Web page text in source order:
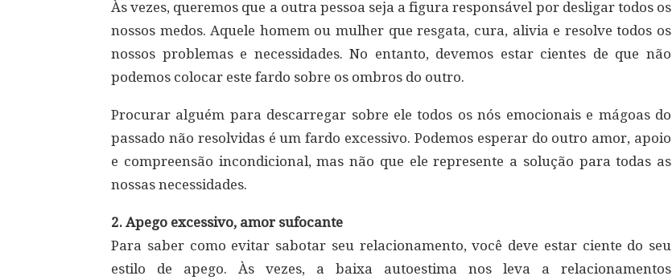
Às vezes, queremos que a outra pessoa seja a figura responsável por desligar todos os
nossos medos. Aquele homem ou mulher que resgata, cura, alivia e resolve todos os
nossos problemas e necessidades. No entanto, devemos estar cientes de que não
podemos colocar este fardo sobre os ombros do outro.
Procurar alguém para descarregar sobre ele todos os nós emocionais e mágoas do
passado não resolvidas é um fardo excessivo. Podemos esperar do outro amor, apoio
e compreensão incondicional, mas não que ele represente a solução para todas as
nossas necessidades.
2. Apego excessivo, amor sufocante
Para saber como evitar sabotar seu relacionamento, você deve estar ciente do seu
estilo de apego. Às vezes, a baixa autoestima nos leva a relacionamentos